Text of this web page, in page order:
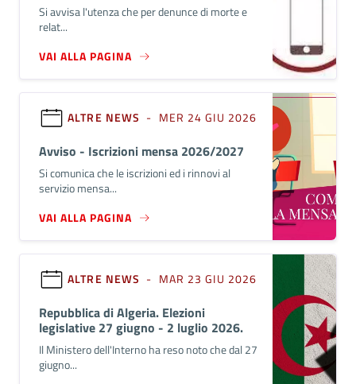
Si avvisa l'utenza che per denunce di morte e
relat...
VAI ALLA PAGINA
ALTRE NEWS - MER 24 GIU 2026
Avviso - Iscrizioni mensa 2026/2027
Si comunica che le iscrizioni ed i rinnovi al
servizio mensa...
VAI ALLA PAGINA
ALTRE NEWS - MAR 23 GIU 2026
Repubblica di Algeria. Elezioni
legislative 27 giugno - 2 luglio 2026.
Il Ministero dell'Interno ha reso noto che dal 27
giugno...